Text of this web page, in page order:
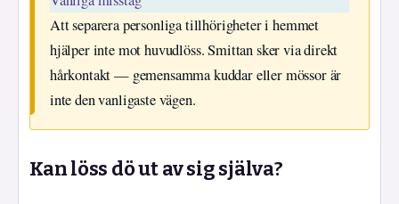
Att separera personliga tillhörigheter i hemmet
hjälper inte mot huvudlöss. Smittan sker via direkt
hårkontakt — gemensamma kuddar eller mössor är
inte den vanligaste vägen.
Kan löss dö ut av sig själva?